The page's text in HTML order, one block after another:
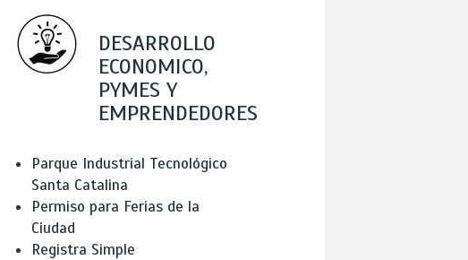
DESARROLLO
ECONOMICO,
PYMES Y
EMPRENDEDORES
Parque Industrial Tecnológico
Santa Catalina
Permiso para Ferias de la
Ciudad
Registra Simple